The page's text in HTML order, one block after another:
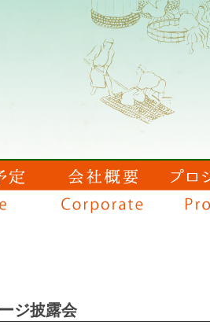
ジ披露会